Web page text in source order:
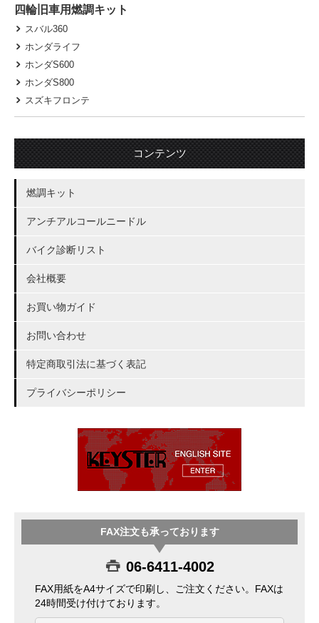
四輪旧車用燃調キット
スバル360
ホンダライフ
ホンダS600
ホンダS800
スズキフロンテ
コンテンツ
燃調キット
アンチアルコールニードル
バイク診断リスト
会社概要
お買い物ガイド
お問い合わせ
特定商取引法に基づく表記
プライバシーポリシー
FAX注文も承っております
06-6411-4002
FAX用紙をA4サイズで印刷し、ご注文ください。FAXは
24時間受け付けております。